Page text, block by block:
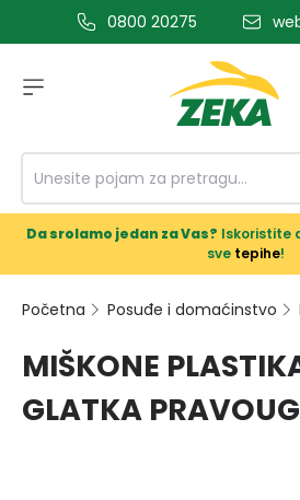
glavni sadržaj0800 20275
Da srolamo jedan za Vas? Iskoristite
sve tepihe!
Početna Posuđe i domaćinstvo
MIŠKONE
GLATKA